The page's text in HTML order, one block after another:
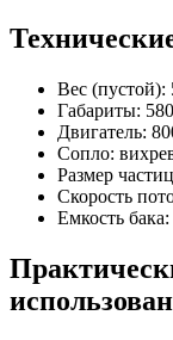
Вес (пустой):
Габариты:
Двигатель:
Сопло:
Размер
Скорость
Емкость